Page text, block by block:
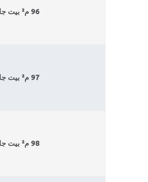
96 م² بيت جاهز
97 م² بيت جاهز
98 م² بيت جاهز